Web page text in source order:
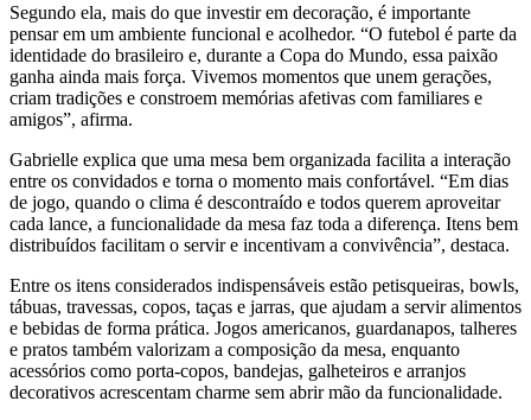
Segundo ela, mais do que investir em decoração, é importante
pensar em um ambiente funcional e acolhedor. “O futebol é parte da
identidade do brasileiro e, durante a Copa do Mundo, essa paixão
ganha ainda mais força. Vivemos momentos que unem gerações,
criam tradições e constroem memórias afetivas com familiares e
amigos”, afirma.
Gabrielle explica que uma mesa bem organizada facilita a interação
entre os convidados e torna o momento mais confortável. “Em dias
de jogo, quando o clima é descontraído e todos querem aproveitar
cada lance, a funcionalidade da mesa faz toda a diferença. Itens bem
distribuídos facilitam o servir e incentivam a convivência”, destaca.
Entre os itens considerados indispensáveis estão petisqueiras, bowls,
tábuas, travessas, copos, taças e jarras, que ajudam a servir alimentos
e bebidas de forma prática. Jogos americanos, guardanapos, talheres
e pratos também valorizam a composição da mesa, enquanto
acessórios como porta-copos, bandejas, galheteiros e arranjos
decorativos acrescentam charme sem abrir mão da funcionalidade.